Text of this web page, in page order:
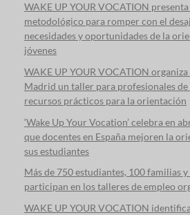
WAKE UP YOUR VOCATION
metodológico para romper con el
necesidades y oportunidades de la
jóvenes
WAKE UP YOUR VOCATION
Madrid un taller para profesionales de
recursos prácticos para la orientación
‘Wake Up Your Vocation’ celebra en
que docentes en España mejoren la
sus estudiantes
Más de 750 estudiantes, 100 familias
participan en los talleres de empleo
WAKE UP YOUR VOCATION